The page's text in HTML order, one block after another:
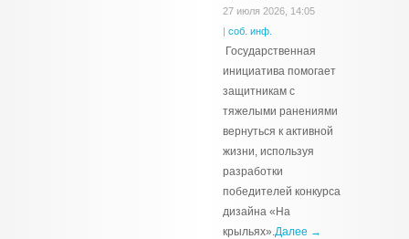
27 июля 2026, 14:05
| соб. инф.
Государственная
инициатива помогает
защитникам с
тяжелыми ранениями
вернуться к активной
жизни, используя
разработки
победителей конкурса
дизайна «На
крыльях».Далее →